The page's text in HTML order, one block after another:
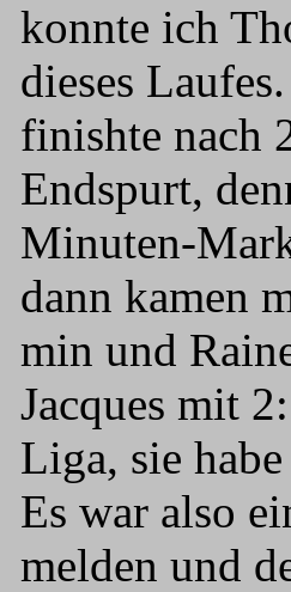
konnte ich
dieses
finishte nach
Endspurt,
Minuten-
dann kamen
min und
Jacques mit
Liga, sie
Es war also
melden und